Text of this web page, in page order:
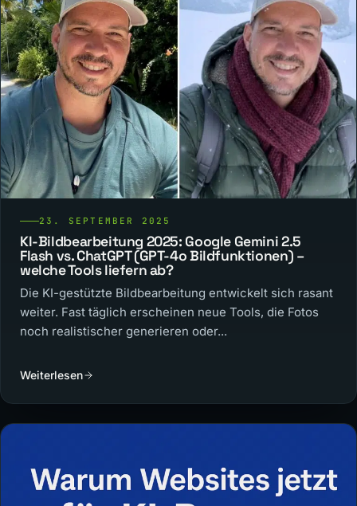
23. SEPTEMBER 2025
KI-Bildbearbeitung 2025: Google Gemini 2.5
Flash vs. ChatGPT (GPT-4o Bildfunktionen) –
welche Tools liefern ab?
Die KI-gestützte Bildbearbeitung entwickelt sich rasant
weiter. Fast täglich erscheinen neue Tools, die Fotos
noch realistischer generieren oder...
Weiterlesen